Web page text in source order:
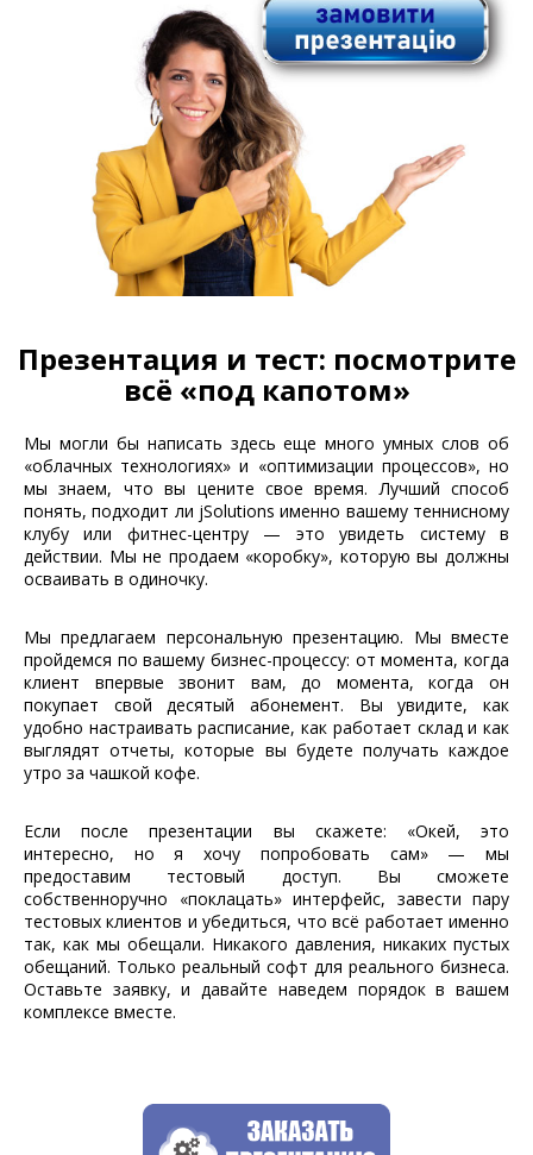
Презентация и тест: посмотрите
всё «под капотом»
Мы могли бы написать здесь еще много умных слов об
«облачных технологиях» и «оптимизации процессов», но
мы знаем, что вы цените свое время. Лучший способ
понять, подходит ли jSolutions именно вашему теннисному
клубу или фитнес-центру — это увидеть систему в
действии. Мы не продаем «коробку», которую вы должны
осваивать в одиночку.
Мы предлагаем персональную презентацию. Мы вместе
пройдемся по вашему бизнес-процессу: от момента, когда
клиент впервые звонит вам, до момента, когда он
покупает свой десятый абонемент. Вы увидите, как
удобно настраивать расписание, как работает склад и как
выглядят отчеты, которые вы будете получать каждое
утро за чашкой кофе.
Если после презентации вы скажете: «Окей, это
интересно, но я хочу попробовать сам» — мы
предоставим тестовый доступ. Вы сможете
собственноручно «поклацать» интерфейс, завести пару
тестовых клиентов и убедиться, что всё работает именно
так, как мы обещали. Никакого давления, никаких пустых
обещаний. Только реальный софт для реального бизнеса.
Оставьте заявку, и давайте наведем порядок в вашем
комплексе вместе.